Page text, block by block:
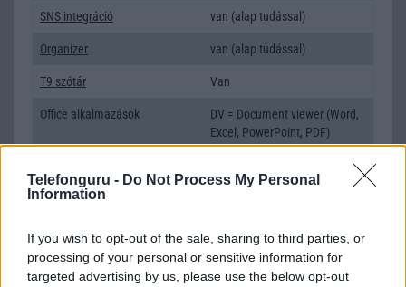
Telefonguru - Do Not Process My Personal
Information
If you wish to opt-out of the sale, sharing to third parties, or
processing of your personal or sensitive information for
targeted advertising by us, please use the below opt-out
SNS integráció van (alap tudással)
Organizer van (alap tudással)
T9 szótár Van
Office alkalmazások
DV = Document viewer (Word,
Excel, PowerPoint, PDF)
Extrák
EGYÉB
Vibra jelzés